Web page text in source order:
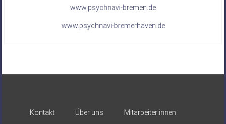
www.psychnavi-bremen.de
www.psychnavi-bremerhaven.de
Kontakt Über uns
Mitarbeiter:innen